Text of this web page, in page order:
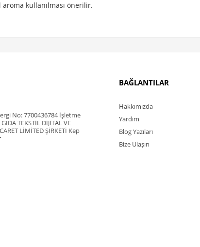
kullanılması önerilir.
No: 7700436784 İşletme
TEKSTİL DİJİTAL VE
LİMİTED ŞİRKETİ Kep
BAĞLANTILAR
Hakkımızda
Yardım
Blog Yazıları
Bize Ulaşın